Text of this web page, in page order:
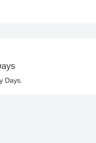
Days.